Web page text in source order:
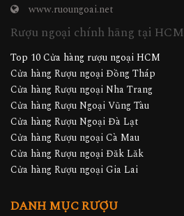
www.ruoungoai.net
Rượu ngoại chính hãng tại HCM
Top 10 Cửa hàng rượu ngoại HCM
Cửa hàng Rượu ngoại Đồng Tháp
Cửa hàng Rượu ngoại Nha Trang
Cửa hàng Rượu Ngoại Vũng Tàu
Cửa hàng Rượu Ngoại Đà Lạt
Cửa hàng Rượu ngoại Cà Mau
Cửa hàng Rượu ngoại Đăk Lăk
Cửa hàng Rượu ngoại Gia Lai
DANH MỤC RƯỢU